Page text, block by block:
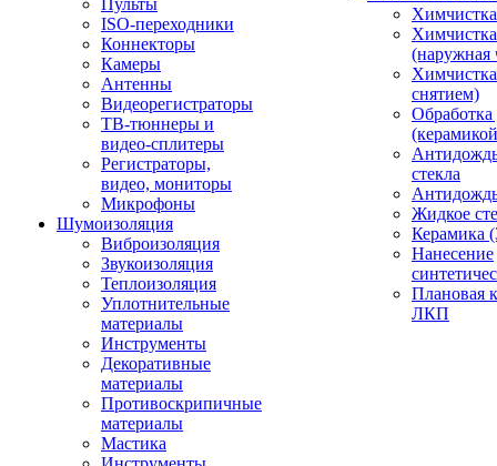
Пульты
ISO-переходники
Коннекторы
Камеры
Антенны
Видеорегистраторы
ТВ-тюннеры и
видео-сплитеры
Регистраторы,
видео, мониторы
Микрофоны
Шумоизоляция
Виброизоляция
Звукоизоляция
Теплоизоляция
Уплотнительные
материалы
Инструменты
Декоративные
материалы
Противоскрипичные
материалы
Мастика
(наружная
снятием)
Обработка
стекла
Жидкое
Керамика
Нанесение
Плановая
ЛКП